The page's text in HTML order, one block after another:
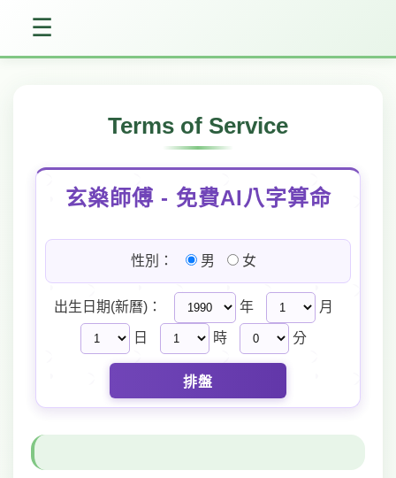
☰
Terms of Service
玄燊師傅 - 免費AI八字算命
性別： 男 女
出生日期(新曆)： 年 月
日 時 分
排盤